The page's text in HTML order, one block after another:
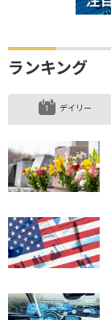
ランキング
デイリー